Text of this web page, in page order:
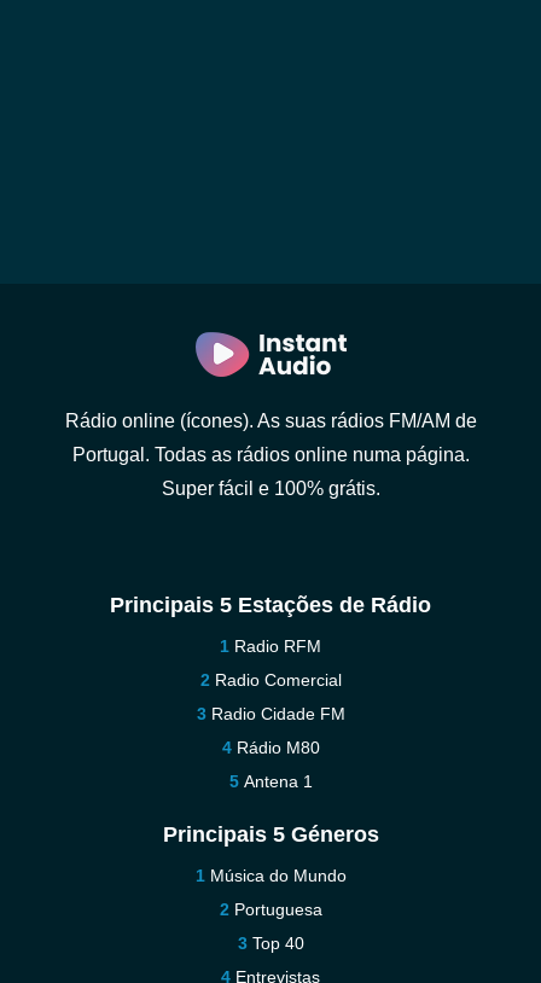
Rádio online (ícones). As suas rádios FM/AM de
Portugal. Todas as rádios online numa página.
Super fácil e 100% grátis.
Principais 5 Estações de Rádio
Radio RFM
Radio Comercial
Radio Cidade FM
Rádio M80
Antena 1
Principais 5 Géneros
Música do Mundo
Portuguesa
Top 40
Entrevistas